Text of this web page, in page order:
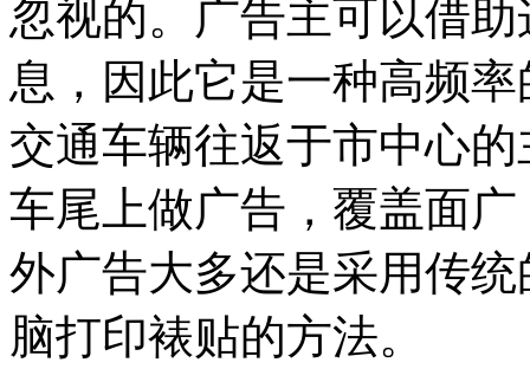
忽视的。广告主可以借
息，因此它是一种高频
交通车辆往返于市中心
车尾上做广告，覆盖面
外广告大多还是采用传
脑打印裱贴的方法。